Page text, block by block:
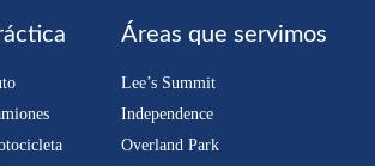
Áreas que servimos
Lee’s Summit
Independence
Overland Park